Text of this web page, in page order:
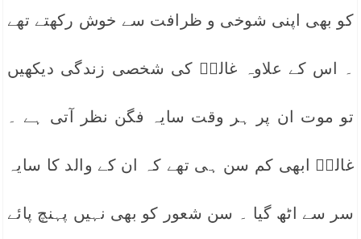
کو بھی اپنی شوخی و ظرافت سے خوش رکھتے تھے
۔ اس کے علاوہ غالبؔ کی شخصی زندگی دیکھیں
تو موت ان پر ہر وقت سایہ فگن نظر آتی ہے ۔
غالبؔ ابھی کم سن ہی تھے کہ ان کے والد کا سایہ
سر سے اٹھ گیا ۔ سن شعور کو بھی نہیں پہنچ پائے